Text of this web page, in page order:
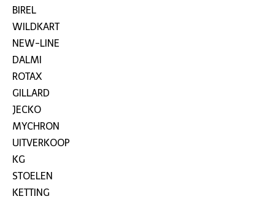
BIREL
WILDKART
NEW-LINE
DALMI
ROTAX
GILLARD
JECKO
MYCHRON
UITVERKOOP
KG
STOELEN
KETTING